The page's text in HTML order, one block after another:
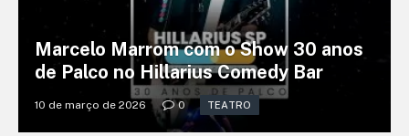
Marcelo Marrom com o Show 30 anos
de Palco no Hillarius Comedy Bar
10 de março de 2026 0 TEATRO